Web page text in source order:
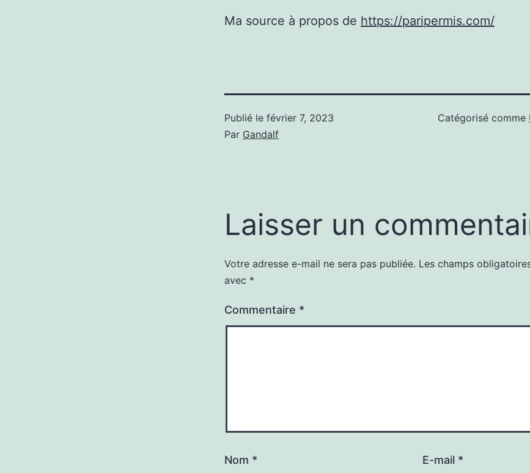
Ma source à propos de https://paripermis.com/
Publié le février 7, 2023
Par Gandalf
Catégorisé comme
Laisser un
Votre adresse e-mail ne sera pas publiée. Les champs
avec *
Commentaire *
Nom * E-mail *